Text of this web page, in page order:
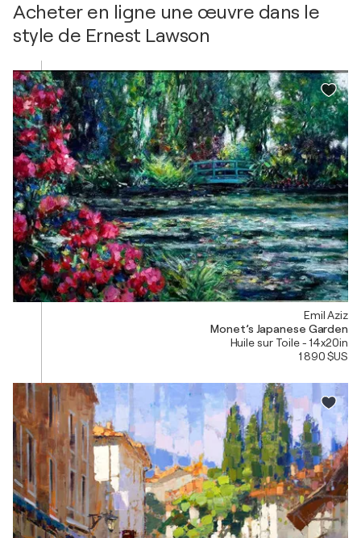
Acheter en ligne une œuvre dans le
style de Ernest Lawson
Emil Aziz
Monet’s Japanese Garden
Huile sur Toile - 14x20in
1 890 $US